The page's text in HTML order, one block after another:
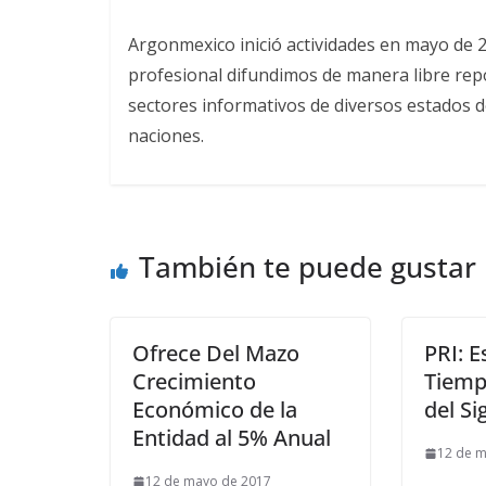
Argonmexico inició actividades en mayo de
profesional difundimos de manera libre
sectores informativos de diversos estados
naciones.
También te puede gustar
Ofrece Del Mazo
Crecimiento
Económico de la
Entidad al 5% Anual
12 de mayo de 2017
PRI:
del
12 de